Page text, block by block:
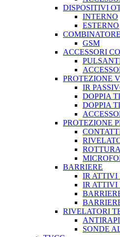
DISPOSITIVI
INTERNO
ESTERNO
GSM
ACCESSORI
PROTEZIONE
IR
DOPPIA
DOPPIA
PROTEZIONE
BARRIERE
IR ATTIVI
IR ATTIVI
RIVELATORI
SONDE